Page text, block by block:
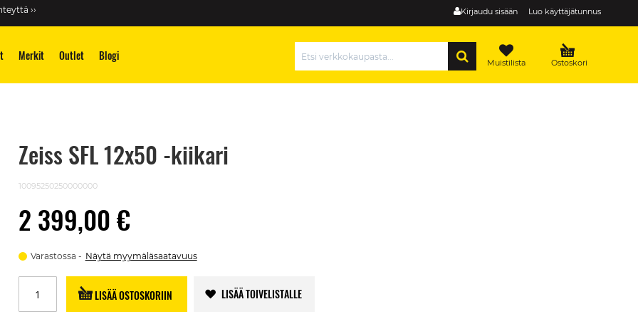
Kirjaudu sisään Luo käyttäjätunnus
››
Merkit Outlet Blogi Ostoskori
Muistilista
Zeiss SFL 12x50 -kiikari
10095250250000000
2 399,00 €
Varastossa Näytä myymäläsaatavuus
LISÄÄ OSTOSKORIIN LISÄÄ TOIVELISTALLE